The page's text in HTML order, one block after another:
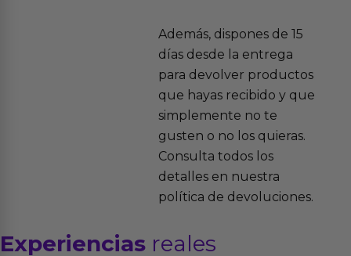
Además, dispones de 15
días desde la entrega
para devolver productos
que hayas recibido y que
simplemente no te
gusten o no los quieras.
Consulta todos los
detalles en nuestra
política de devoluciones.
Experiencias reales